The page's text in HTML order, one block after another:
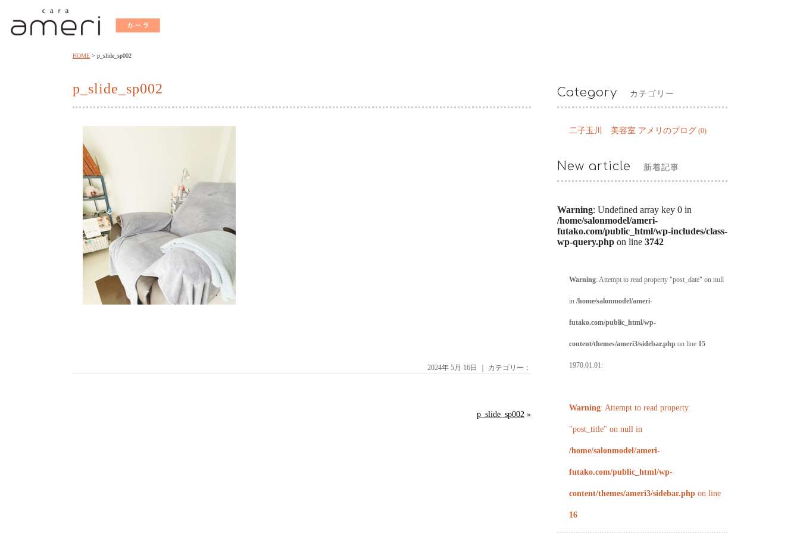
HOME p_slide_sp002
p_slide_sp002
2024年 5月 16日 ｜ カテゴリー：
p_slide_sp002 »
Category カテゴリー
二子玉川 美容室 アメリのブログ (0)
New article 新着記事
Warning: Undefined array key 0 in
/home/salonmodel/ameri-
futako.com/public_html/wp-includes/class-
wp-query.php on line 3742
Warning: Attempt to read property "post_date" on null
in /home/salonmodel/ameri-
futako.com/public_html/wp-
content/themes/ameri3/sidebar.php on line 15
1970.01.01:
Warning: Attempt to read property
"post_title" on null in
/home/salonmodel/ameri-
futako.com/public_html/wp-
content/themes/ameri3/sidebar.php on line
16